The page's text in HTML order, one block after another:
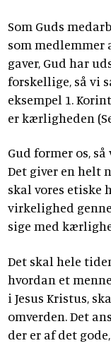
Som Guds
som medlemmer
gaver, Gud har
forskellige, så vi
eksempel 1.
er kærligheden
Gud former os,
Det giver en helt
skal vores etiske
virkelighed
sige med
Det skal hele
hvordan et
i Jesus Kristus,
omverden. Det
der er af det